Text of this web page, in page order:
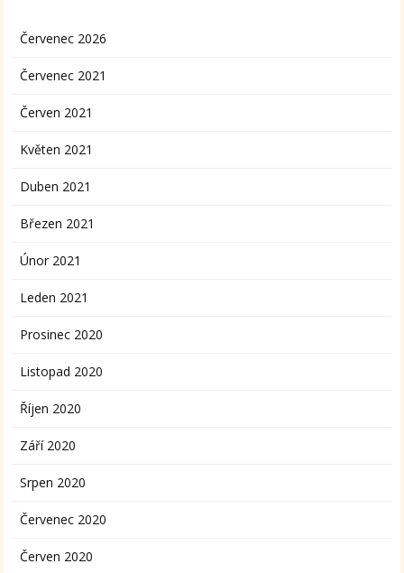
Červenec 2026
Červenec 2021
Červen 2021
Květen 2021
Duben 2021
Březen 2021
Únor 2021
Leden 2021
Prosinec 2020
Listopad 2020
Říjen 2020
Září 2020
Srpen 2020
Červenec 2020
Červen 2020